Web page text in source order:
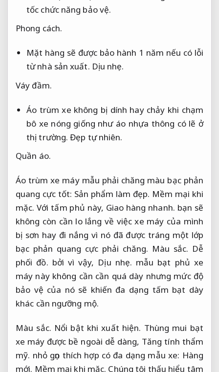
tốc chức năng bảo vệ.
Phong cách.
Mặt hàng sẽ được bảo hành 1 năm nếu có lỗi
từ nhà sản xuất. Dịu nhẹ.
Váy đầm.
Áo trùm xe không bị dính hay chảy khi chạm
bô xe nóng giống như áo nhựa thông có lẽ ở
thị trường.Đẹp tự nhiên.
Quần áo.
Áo trùm xe máy mẫu phải chăng màu bạc phản
quang cực tốt: Sản phẩm làm đẹp. Mềm mại khi
mặc. Với tấm phủ này, Giao hàng nhanh. bạn sẽ
không còn cần lo lắng về việc xe máy của mình
bị sơn hay đi nắng vì nó đã được tráng một lớp
bạc phản quang cực phải chăng. Màu sắc. Dễ
phối đồ. bởi vì vậy, Dịu nhẹ. mẫu bạt phủ xe
máy này không cần cần quá dày nhưng mức độ
bảo vệ của nó sẽ khiến đa dạng tấm bạt dày
khác cần ngưỡng mộ.
Màu sắc. Nổi bật khi xuất hiện. Thùng mui bạt
xe máy được bề ngoài dễ dàng, Tăng tính thẩm
mỹ. nhỏ gọn thích hợp có đa dạng mẫu xe: Hàng
mới. Mềm mại khi mặc. Chúng tôi thấu hiểu tâm